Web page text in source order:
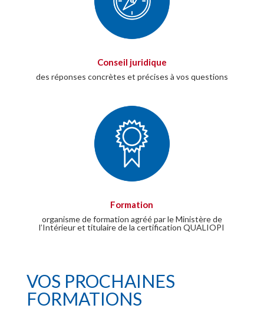
Conseil juridique
des réponses concrètes et précises à vos questions
Formation
organisme de formation agréé par le Ministère de
l’Intérieur et titulaire de la certification QUALIOPI
VOS PROCHAINES
FORMATIONS